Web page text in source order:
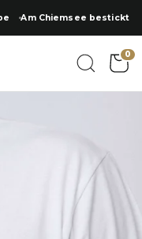
Am Chiemsee bestickt
0